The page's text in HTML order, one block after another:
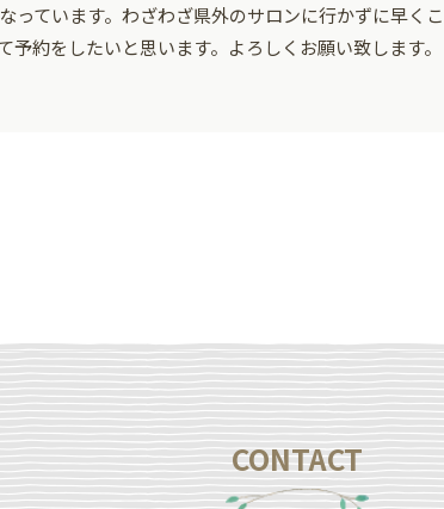
っています。わざわざ県外のサロンに行かずに早く
予約をしたいと思います。よろしくお願い致します。
CONTACT